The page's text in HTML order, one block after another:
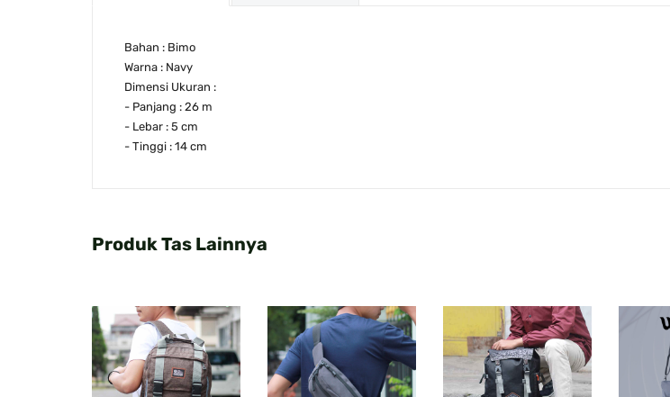
Bahan : Bimo
Warna : Navy
Dimensi Ukuran :
- Panjang : 26 m
- Lebar : 5 cm
- Tinggi : 14 cm
Produk Tas Lainnya